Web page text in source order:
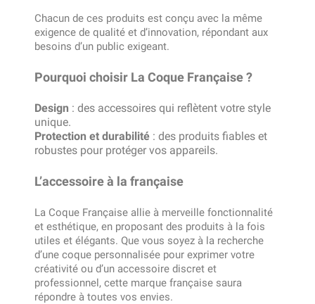
Chacun de ces produits est conçu avec la même
exigence de qualité et d’innovation, répondant aux
besoins d’un public exigeant.
Pourquoi choisir La Coque Française ?
Design : des accessoires qui reflètent votre style
unique.
Protection et durabilité : des produits fiables et
robustes pour protéger vos appareils.
L’accessoire à la française
La Coque Française allie à merveille fonctionnalité
et esthétique, en proposant des produits à la fois
utiles et élégants. Que vous soyez à la recherche
d’une coque personnalisée pour exprimer votre
créativité ou d’un accessoire discret et
professionnel, cette marque française saura
répondre à toutes vos envies.